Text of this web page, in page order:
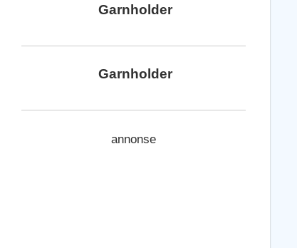
Garnholder
Garnholder
annonse